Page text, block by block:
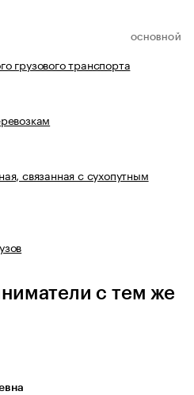
ОСНОВНОЙ
грузового транспорта
связанная с сухопутным
с тем же